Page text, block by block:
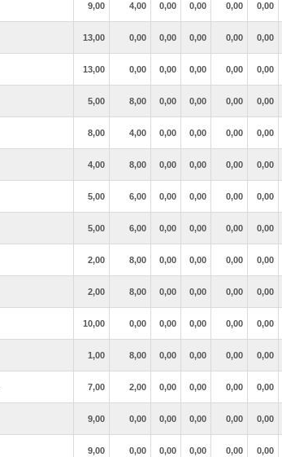
9,00 4,00 0,00 0,00 0,00 0,00
13,00 0,00 0,00 0,00 0,00 0,00
13,00 0,00 0,00 0,00 0,00 0,00
5,00 8,00 0,00 0,00 0,00 0,00
8,00 4,00 0,00 0,00 0,00 0,00
4,00 8,00 0,00 0,00 0,00 0,00
5,00 6,00 0,00 0,00 0,00 0,00
5,00 6,00 0,00 0,00 0,00 0,00
2,00 8,00 0,00 0,00 0,00 0,00
2,00 8,00 0,00 0,00 0,00 0,00
10,00 0,00 0,00 0,00 0,00 0,00
1,00 8,00 0,00 0,00 0,00 0,00
7,00 2,00 0,00 0,00 0,00 0,00
9,00 0,00 0,00 0,00 0,00 0,00
9,00 0,00 0,00 0,00 0,00 0,00